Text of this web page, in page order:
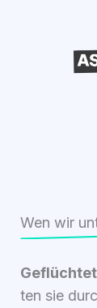
Wen wir
ten sie